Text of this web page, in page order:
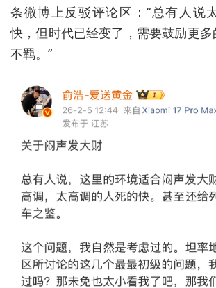
条微博上反驳评论区：“总有人说
快，但时代已经变了，需要鼓励更
不羁。”